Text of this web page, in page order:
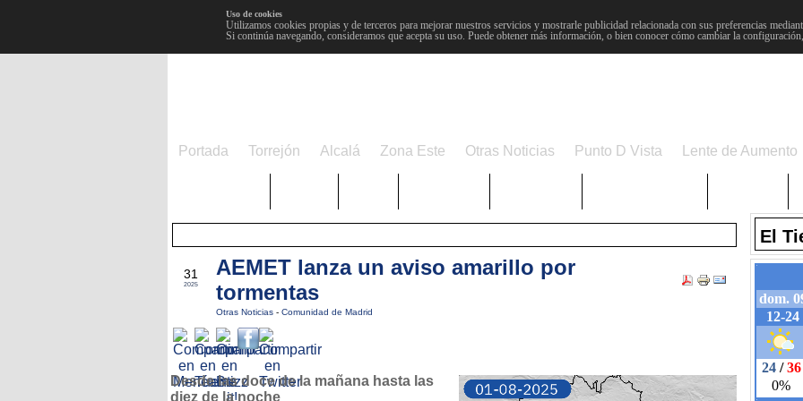
Uso de cookies
Utilizamos cookies propias y de terceros para mejorar nuestros servicios y mostrarle publicidad relacionada con sus preferencias
Si continúa navegando, consideramos que acepta su uso. Puede obtener más información, o bien conocer cómo cambiar la
Portada Torrejón Alcalá Zona Este Otras Noticias Punto D Vista Lente de Aumento
31
2025
AEMET lanza un aviso amarillo por
tormentas
Otras Noticias - Comunidad de Madrid
Desde las doce de la mañana hasta las
diez de la noche
El